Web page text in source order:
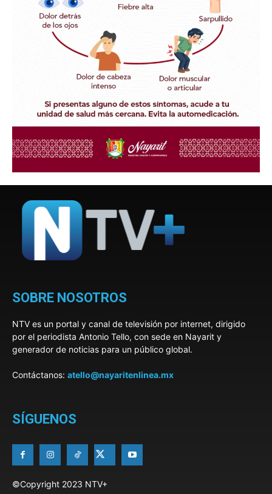
SOBRE NOSOTROS
NTV es un portal y canal de televisión por internet, dirigido
por el periodista Antonio Tello, con sede en Nayarit y
generador de noticias para un público global.
Contáctanos: atello@nayaritenlinea.mx
SÍGUENOS
©Copyright 2023 NTV+